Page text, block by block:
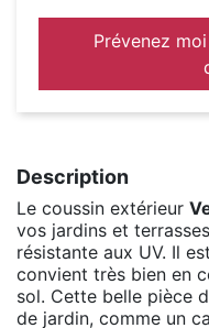
Prévenez
Description
Le coussin extérieur
vos jardins et
résistante aux UV. Il
convient très bien en
sol. Cette belle pièce
de jardin, comme un